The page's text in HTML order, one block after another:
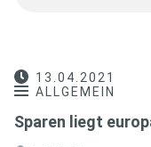
13.04.2021
ALLGEMEIN
Sparen liegt